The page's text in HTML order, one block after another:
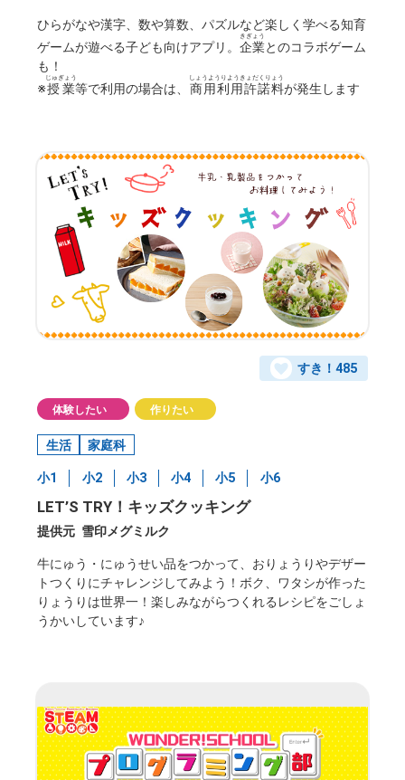
ひらがなや漢字、数や算数、パズルなど楽しく学べる知育
ゲームが遊べる子ども向けアプリ。企業
きぎょう
とのコラボゲーム
も！
※授業
じゅぎょう
等で利用の場合は、 商用利用許諾料
しょうようりようきょだくりょう
が発生します
すき！ 485
体験したい 作りたい
生活 家庭科
小1 小2 小3 小4 小5 小6
LET’S TRY！キッズクッキング
提供元 雪印メグミルク
牛にゅう・にゅうせい品をつかって、おりょうりやデザー
トつくりにチャレンジしてみよう！ボク、ワタシが作った
りょうりは世界一！楽しみながらつくれるレシピをごしょ
うかいしています♪